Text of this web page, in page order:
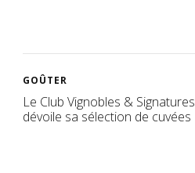
GOÛTER
Le Club Vignobles & Signatures
dévoile sa sélection de cuvées